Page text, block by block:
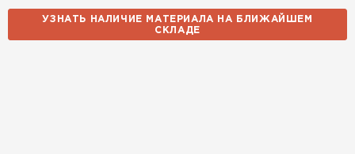
УЗНАТЬ НАЛИЧИЕ МАТЕРИАЛА НА БЛИЖАЙШЕМ
СКЛАДЕ